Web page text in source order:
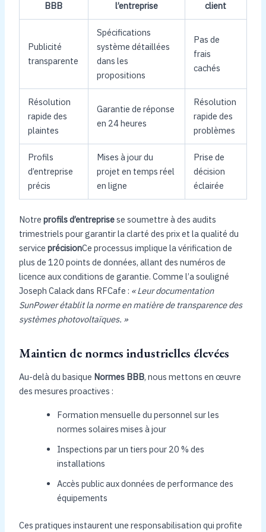
BBB l’entreprise client
Publicité
transparente
Spécifications
système détaillées
dans les
propositions
Pas de
frais
cachés
Résolution
rapide des
plaintes
Garantie de réponse
en 24 heures
Résolution
rapide des
problèmes
Profils
d’entreprise
précis
Mises à jour du
projet en temps réel
en ligne
Prise de
décision
éclairée
Notre profils d’entreprisese soumettre à des audits
trimestriels pour garantir la clarté des prix et la qualité du
service précisionCe processus implique la vérification de
plus de 120 points de données, allant des numéros de
licence aux conditions de garantie. Comme l’a souligné
Joseph Calack dans RFCafe : « Leur documentation
SunPower établit la norme en matière de transparence des
systèmes photovoltaïques. »
Maintien de normes industrielles élevées
Au-delà du basique Normes BBB, nous mettons en œuvre
des mesures proactives :
Formation mensuelle du personnel sur les
normes solaires mises à jour
Inspections par un tiers pour 20 % des
installations
Accès public aux données de performance des
équipements
Ces pratiques instaurent une responsabilisation qui profite